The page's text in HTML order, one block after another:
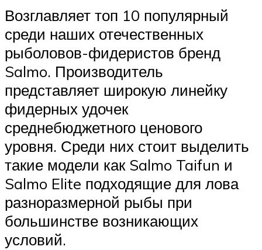
Возглавляет топ 10 популярный
среди наших отечественных
рыболовов-фидеристов бренд
Salmo. Производитель
представляет широкую линейку
фидерных удочек
среднебюджетного ценового
уровня. Среди них стоит выделить
такие модели как Salmo Taifun и
Salmo Elite подходящие для лова
разноразмерной рыбы при
большинстве возникающих
условий.